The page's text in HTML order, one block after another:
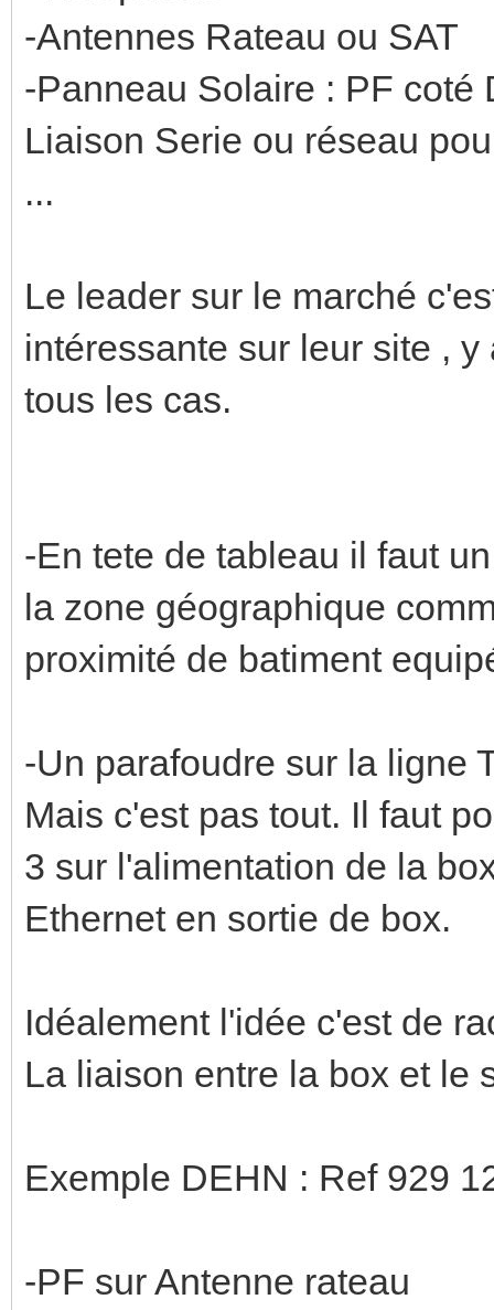
-Antennes Rateau ou SAT
-Panneau Solaire : PF coté
Liaison Serie ou réseau
...
Le leader sur le marché
intéressante sur leur site ,
tous les cas.
-En tete de tableau il faut
la zone géographique
proximité de batiment
-Un parafoudre sur la ligne
Mais c'est pas tout. Il faut
3 sur l'alimentation de la
Ethernet en sortie de box.
Idéalement l'idée c'est de
La liaison entre la box et le
Exemple DEHN : Ref 929
-PF sur Antenne rateau